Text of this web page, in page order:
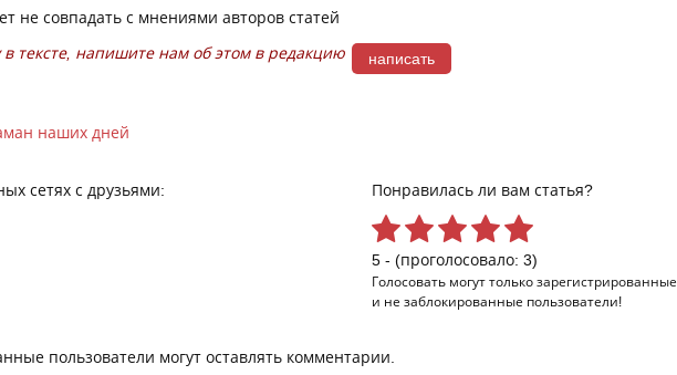
не совпадать с мнениями авторов статей
тексте, напишите нам об этом в редакцию
написать
наших дней
сетях с друзьями: Понравилась ли вам статья?
5 - (проголосовало: 3)
Голосовать могут толькозарегистрированные
и не заблокированные пользователи!
пользователи могут оставлять комментарии.